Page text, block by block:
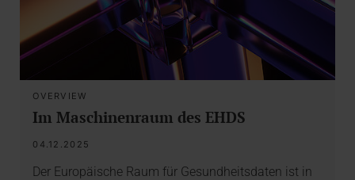
OVERVIEW
Im Maschinenraum des EHDS
04.12.2025
Der Europäische Raum für Gesundheitsdaten ist in